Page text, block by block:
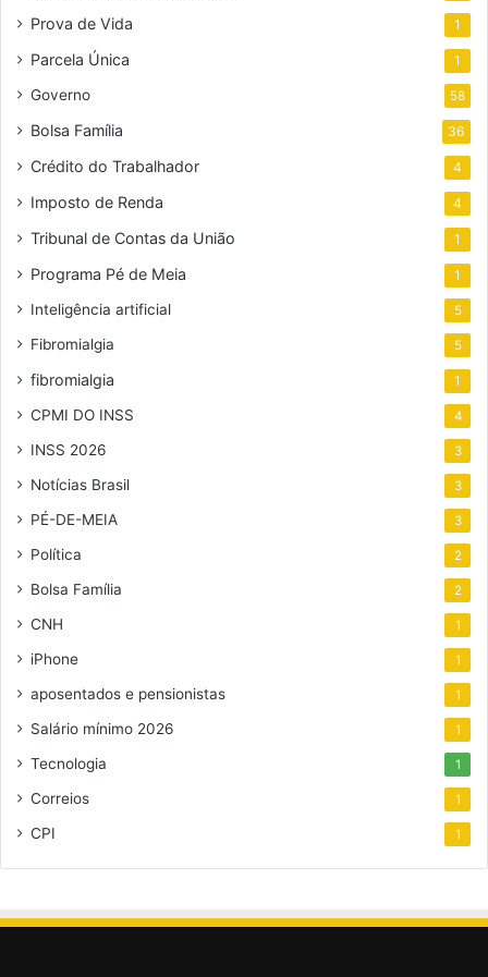
Prova de Vida 1
Parcela Única 1
Governo 58
Bolsa Família 36
Crédito do Trabalhador 4
Imposto de Renda 4
Tribunal de Contas da União 1
Programa Pé de Meia 1
Inteligência artificial 5
Fibromialgia 5
fibromialgia 1
CPMI DO INSS 4
INSS 2026 3
Notícias Brasil 3
PÉ-DE-MEIA 3
Política 2
Bolsa Família 2
CNH 1
iPhone 1
aposentados e pensionistas 1
Salário mínimo 2026 1
Tecnologia 1
Correios 1
CPI 1